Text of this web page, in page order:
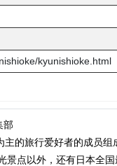
kyunishioke.html
部
的旅行爱好者的成员
景点以外，还有日本全